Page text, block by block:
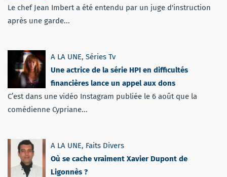
Le chef Jean Imbert a été entendu par un juge d'instruction
après une garde...
A LA UNE, Séries Tv
Une actrice de la série HPI en difficultés
financières lance un appel aux dons
C’est dans une vidéo Instagram publiée le 6 août que la
comédienne Cypriane...
A LA UNE, Faits Divers
Où se cache vraiment Xavier Dupont de
Ligonnès ?